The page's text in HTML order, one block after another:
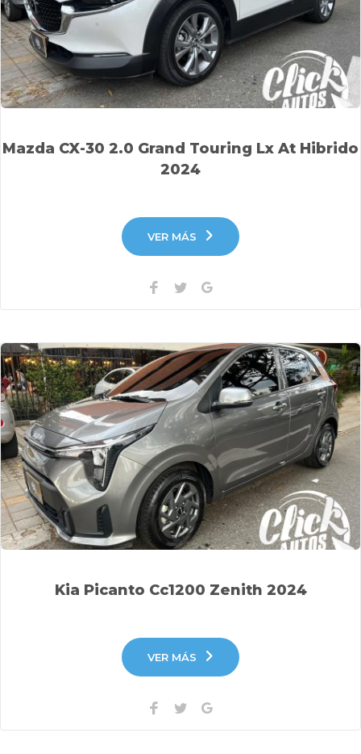
Mazda CX-30 2.0 Grand Touring Lx At Hibrido
2024
VER MÁS
Facebook
Twitter
Kia Picanto Cc1200 Zenith 2024
VER MÁS
Facebook
Twitter